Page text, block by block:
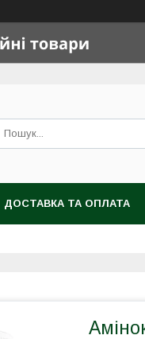
ДОСТАВКА ТА ОПЛАТА